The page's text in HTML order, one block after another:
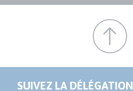
SUIVEZ LA